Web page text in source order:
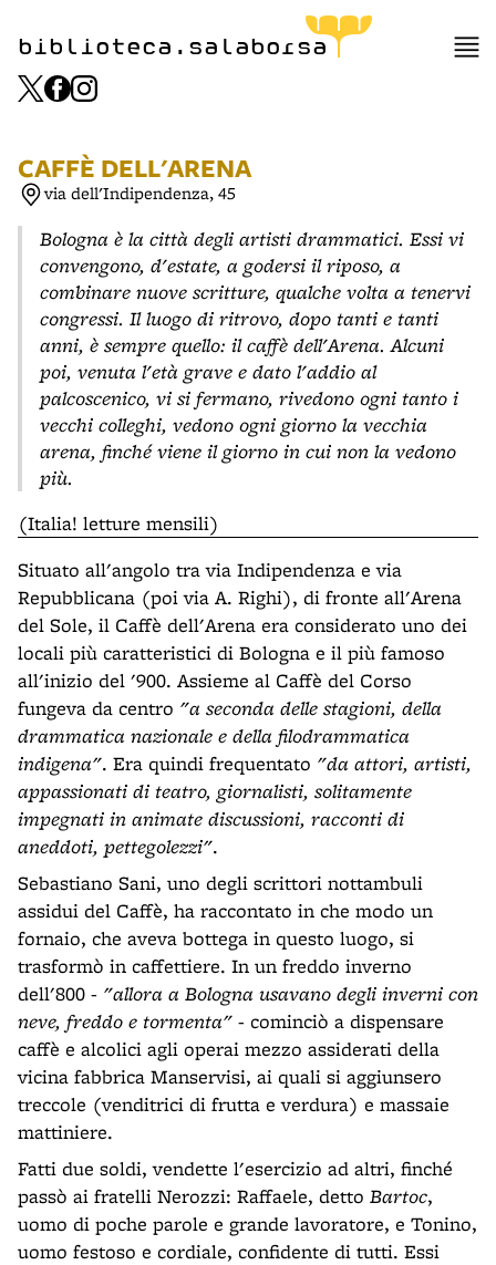
biblioteca.salaborsa
CAFFÈ DELL'ARENA
via dell'Indipendenza, 45
Bologna è la città degli artisti drammatici. Essi vi
convengono, d'estate, a godersi il riposo, a
combinare nuove scritture, qualche volta a tenervi
congressi. Il luogo di ritrovo, dopo tanti e tanti
anni, è sempre quello: il caffè dell'Arena. Alcuni
poi, venuta l'età grave e dato l'addio al
palcoscenico, vi si fermano, rivedono ogni tanto i
vecchi colleghi, vedono ogni giorno la vecchia
arena, finché viene il giorno in cui non la vedono
più.
(Italia! letture mensili)
Situato all'angolo tra via Indipendenza e via
Repubblicana (poi via A. Righi), di fronte all'Arena
del Sole, il Caffè dell'Arena era considerato uno dei
locali più caratteristici di Bologna e il più famoso
all'inizio del '900. Assieme al Caffè del Corso
fungeva da centro "a seconda delle stagioni, della
drammatica nazionale e della filodrammatica
indigena". Era quindi frequentato "da attori, artisti,
appassionati di teatro, giornalisti, solitamente
impegnati in animate discussioni, racconti di
aneddoti, pettegolezzi".
Sebastiano Sani, uno degli scrittori nottambuli
assidui del Caffè, ha raccontato in che modo un
fornaio, che aveva bottega in questo luogo, si
trasformò in caffettiere. In un freddo inverno
dell'800 - "allora a Bologna usavano degli inverni con
neve, freddo e tormenta" - cominciò a dispensare
caffè e alcolici agli operai mezzo assiderati della
vicina fabbrica Manservisi, ai quali si aggiunsero
treccole (venditrici di frutta e verdura) e massaie
mattiniere.
Fatti due soldi, vendette l'esercizio ad altri, finché
passò ai fratelli Nerozzi: Raffaele, detto Bartoc,
uomo di poche parole e grande lavoratore, e Tonino,
uomo festoso e cordiale, confidente di tutti. Essi